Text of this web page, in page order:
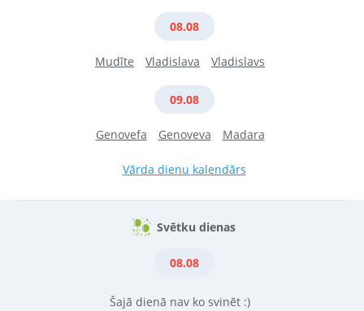
08.08
Mudīte Vladislava Vladislavs
09.08
Genovefa Genoveva Madara
Vārda dienu kalendārs
Svētku dienas
08.08
Šajā dienā nav ko svinēt :)